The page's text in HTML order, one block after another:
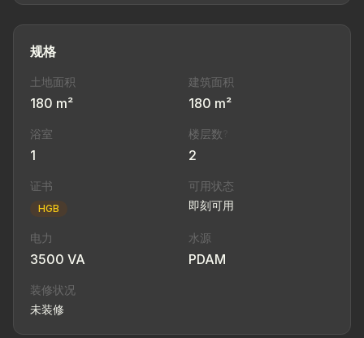
规格
土地面积
180 m²
建筑面积
180 m²
浴室
1
楼层数
2
证书
HGB
可用状态
即刻可用
电力
3500 VA
水源
PDAM
装修状况
未装修